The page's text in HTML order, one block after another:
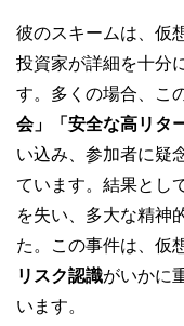
彼のスキームは、仮
投資家が詳細を十分
す。多くの場合、こ
会」「安全な高リタ
い込み、参加者に疑
ています。結果とし
を失い、多大な精神
た。この事件は、仮
リスク認識がいかに
います。